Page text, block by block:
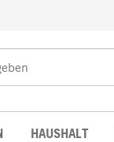
HAUSHALT